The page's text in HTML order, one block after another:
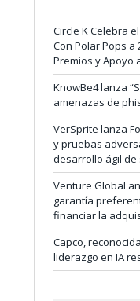
Circle K Celebra
Con Polar Pops a
Premios y Apoyo
KnowBe4 lanza
amenazas de
VerSprite lanza
y pruebas
desarrollo ágil
Venture Global
garantía
financiar la
Capco,
liderazgo en IA